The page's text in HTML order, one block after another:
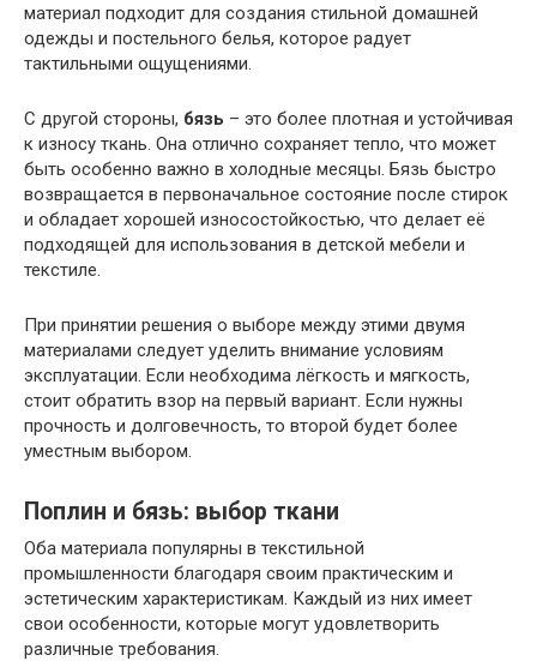
материал подходит для создания стильной домашней
одежды и постельного белья, которое радует
тактильными ощущениями.
С другой стороны, бязь – это более плотная и устойчивая
к износу ткань. Она отлично сохраняет тепло, что может
быть особенно важно в холодные месяцы. Бязь быстро
возвращается в первоначальное состояние после стирок
и обладает хорошей износостойкостью, что делает её
подходящей для использования в детской мебели и
текстиле.
При принятии решения о выборе между этими двумя
материалами следует уделить внимание условиям
эксплуатации. Если необходима лёгкость и мягкость,
стоит обратить взор на первый вариант. Если нужны
прочность и долговечность, то второй будет более
уместным выбором.
Поплин и бязь: выбор ткани
Оба материала популярны в текстильной
промышленности благодаря своим практическим и
эстетическим характеристикам. Каждый из них имеет
свои особенности, которые могут удовлетворить
различные требования.